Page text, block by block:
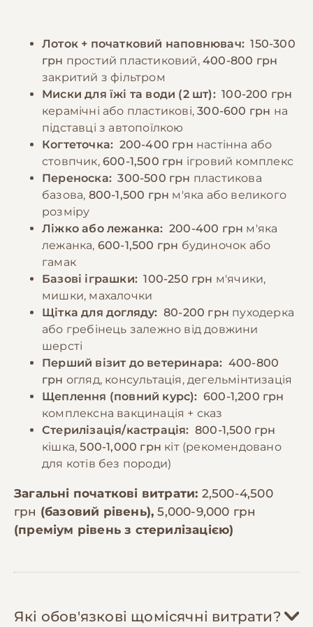
активність необхідні для підтримки здоров'я
та запобігання поведінковим проблемам.
🎁 −10% на зоотовари
За промокодом E-PET
годувати 2-3 рази на день, дотримуючись
регулярного режиму. Потрібно уникати
годування зі столу та продуктів, які можуть
бути шкідливими для котів. При зміні типу
корму необхідно робити це поступово
протягом 7-10 днів. Важливо спостерігати за
реакцією кота на їжу та коригувати раціон
за необхідності.
🎁 −10% на зоотовари
За промокодом E-PET
Лоток + початковий наповнювач: 150-300
грн простий пластиковий,400-800 грн
закритий з фільтром
Миски для їжі та води (2 шт): 100-200 грн
керамічні або пластикові,300-600 грн на
підставці з автопоїлкою
Когтеточка: 200-400 грн настінна або
стовпчик, 600-1,500 грн ігровий комплекс
Переноска: 300-500 грн пластикова
базова, 800-1,500 грн м'яка або великого
розміру
Ліжко або лежанка: 200-400 грн м'яка
лежанка, 600-1,500 грн будиночок або
гамак
Базові іграшки: 100-250 грн м'ячики,
мишки, махалочки
Щітка для догляду: 80-200 грн пуходерка
або гребінець залежно від довжини
шерсті
Перший візит до ветеринара: 400-800
грн огляд, консультація, дегельмінтизація
Щеплення (повний курс): 600-1,200 грн
комплексна вакцинація + сказ
Стерилізація/кастрація: 800-1,500 грн
кішка,500-1,000 грн кіт (рекомендовано
для котів без породи)
Загальні початкові витрати: 2,500-4,500
грн (базовий рівень),5,000-9,000 грн
(преміум рівень з стерилізацією)
Які обов'язкові щомісячні витрати?